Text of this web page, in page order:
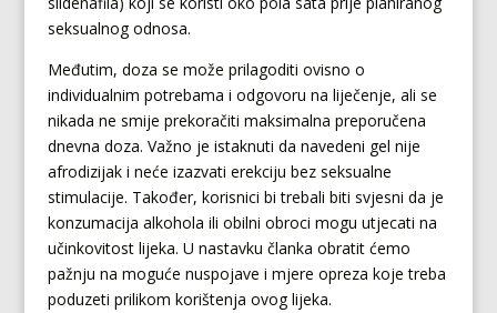
seksualnog odnosa.
Međutim, doza se može prilagoditi ovisno o
individualnim potrebama i odgovoru na liječenje, ali se
nikada ne smije prekoračiti maksimalna preporučena
dnevna doza. Važno je istaknuti da navedeni gel nije
afrodizijak i neće izazvati erekciju bez seksualne
stimulacije. Također, korisnici bi trebali biti svjesni da je
konzumacija alkohola ili obilni obroci mogu utjecati na
učinkovitost lijeka. U nastavku članka obratit ćemo
pažnju na moguće nuspojave i mjere opreza koje treba
poduzeti prilikom korištenja ovog lijeka.